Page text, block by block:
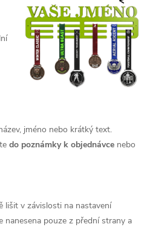
jméno nebo krátký text.
do poznámky k objednávce nebo
lišit v závislosti na nastavení
nanesena pouze z přední strany a